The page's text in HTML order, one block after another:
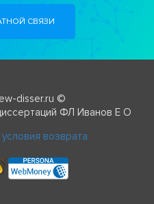
СВЯЗИ
disser.ru ©
ФЛ Иванов Е О
возврата